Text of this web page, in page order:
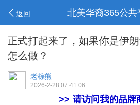
返回 北美华裔365公共
正式打起来了，如果你是伊
怎么做？
老棕熊
2026-2-28 07:41:06
>> 请访问我的品牌